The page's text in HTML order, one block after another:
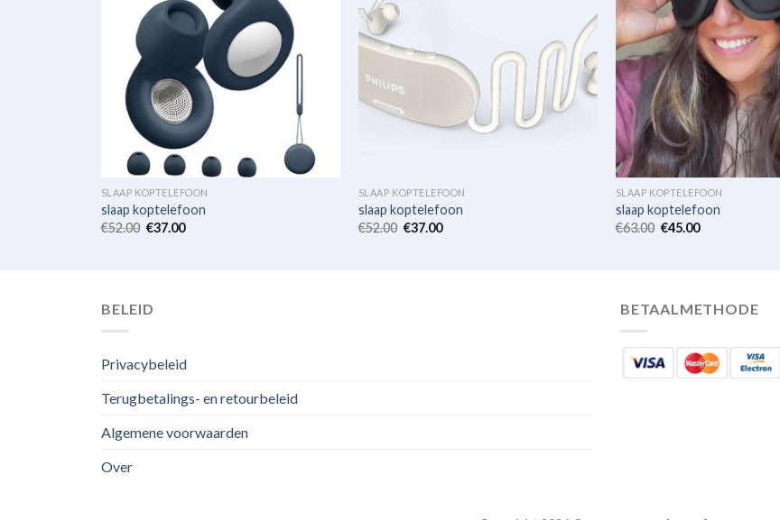
SLAAP KOPTELEFOON
slaap koptelefoon
€52.00 €37.00
SLAAP KOPTELEFOON
slaap koptelefoon
€52.00 €37.00
SLAAP KOPTELEFOON
slaap koptelefoon
€63.00 €45.00
BELEID
Privacybeleid
Terugbetalings- en retourbeleid
Algemene voorwaarden
Over
BETAALMETHODE